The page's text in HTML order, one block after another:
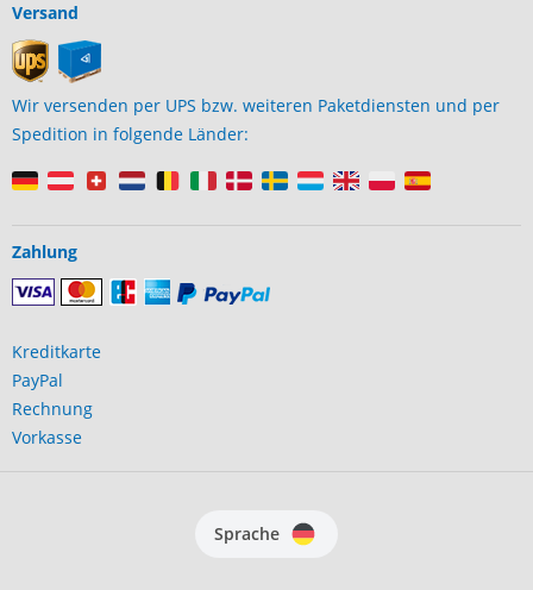
Versand
Wir versenden per UPS bzw. weiteren Paketdiensten und per
Spedition in folgende Länder:
Zahlung
Kreditkarte
PayPal
Rechnung
Vorkasse
Sprache